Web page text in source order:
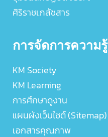
ศิริราชเภสัชสาร
การจัดการความรู้
KM Society
KM Learning
การศึกษาดูงาน
แผนผังเว็บไซต์ (Sitemap)
เอกสารคุณภาพ